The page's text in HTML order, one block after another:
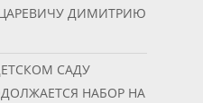
ДИМИТРИЮ
САДУ
НАБОР НА